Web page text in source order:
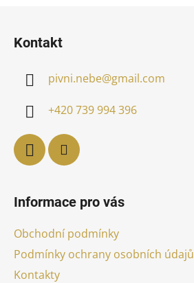
Kontakt
pivni.nebe@gmail.com
+420 739 994 396
Informace pro vás
Obchodní podmínky
Podmínky ochrany osobních údajů
Kontakty